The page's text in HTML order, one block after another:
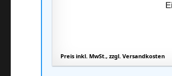
Preis inkl. MwSt., zzgl. Versandkosten